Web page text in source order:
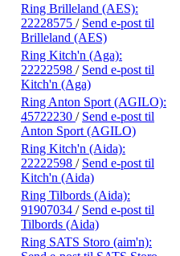
Ring Brilleland (AES):
22228575 / Send e-post til
Brilleland (AES)
Ring Kitch'n (Aga):
22222598 / Send e-post til
Kitch'n (Aga)
Ring Anton Sport (AGILO):
45722230 / Send e-post til
Anton Sport (AGILO)
Ring Kitch'n (Aida):
22222598 / Send e-post til
Kitch'n (Aida)
Ring Tilbords (Aida):
91907034 / Send e-post til
Tilbords (Aida)
Ring SATS Storo (aim'n):